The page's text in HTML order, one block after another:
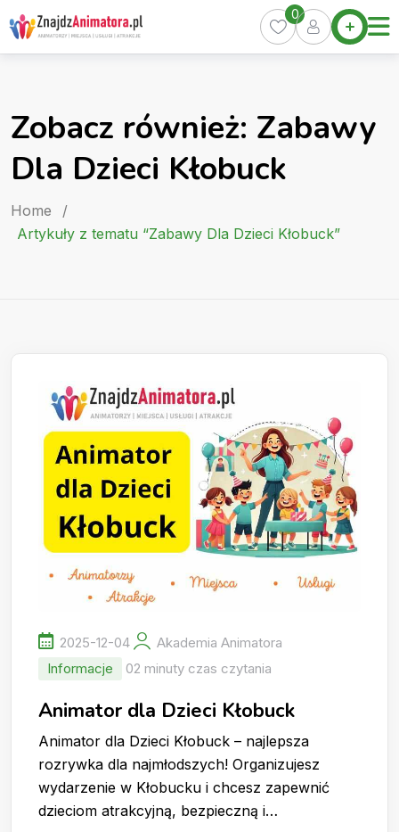
Skip
to
content
Home
Oferty
Pakiety
Kurs
Artykuły
0
Zobacz również: Zabawy
Dla Dzieci Kłobuck
Home
/
Artykuły z tematu “Zabawy Dla Dzieci Kłobuck”
2025-12-04
Akademia Animatora
Informacje
02 minuty czas czytania
Animator dla Dzieci Kłobuck
Animator dla Dzieci Kłobuck – najlepsza
rozrywka dla najmłodszych! Organizujesz
wydarzenie w Kłobucku i chcesz zapewnić
dzieciom atrakcyjną, bezpieczną i…